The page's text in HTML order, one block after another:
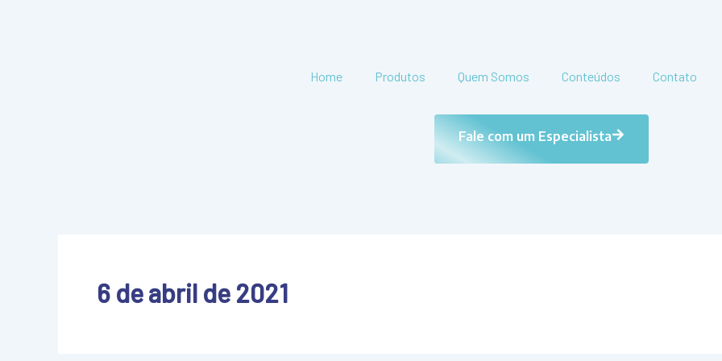
Home Produtos Quem Somos Conteúdos Contato
Fale com um Especialista
6 de abril de 2021